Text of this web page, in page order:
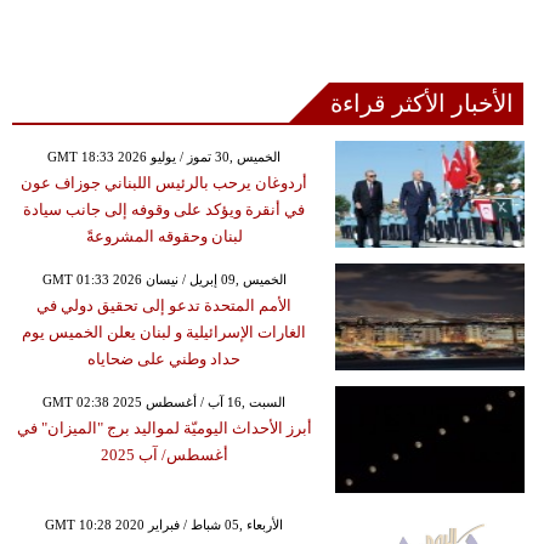
الأخبار الأكثر قراءة
GMT 18:33 2026 الخميس ,30 تموز / يوليو
أردوغان يرحب بالرئيس اللبناني جوزاف عون
في أنقرة ويؤكد على وقوفه إلى جانب سيادة
لبنان وحقوقه المشروعةً
GMT 01:33 2026 الخميس ,09 إبريل / نيسان
الأمم المتحدة تدعو إلى تحقيق دولي في
الغارات الإسرائيلية و لبنان يعلن الخميس يوم
حداد وطني على ضحاياه
GMT 02:38 2025 السبت ,16 آب / أغسطس
أبرز الأحداث اليوميّة لمواليد برج "الميزان" في
أغسطس/ آب 2025
GMT 10:28 2020 الأربعاء ,05 شباط / فبراير